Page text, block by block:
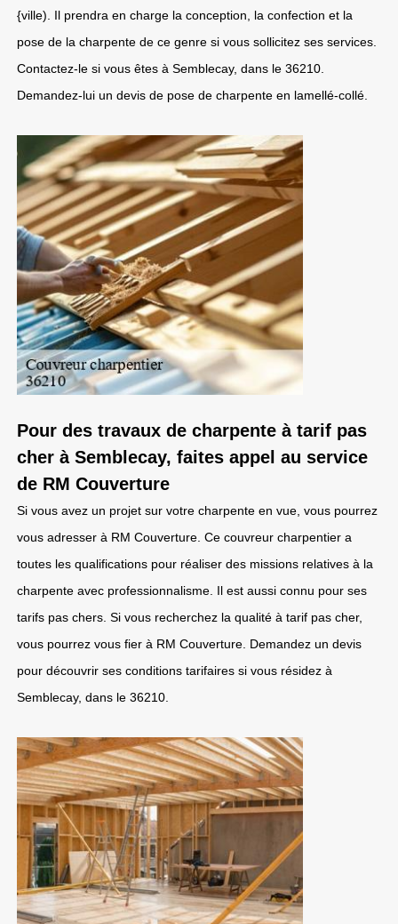
{ville). Il prendra en charge la conception, la confection et la
pose de la charpente de ce genre si vous sollicitez ses services.
Contactez-le si vous êtes à Semblecay, dans le 36210.
Demandez-lui un devis de pose de charpente en lamellé-collé.
Pour des travaux de charpente à tarif pas
cher à Semblecay, faites appel au service
de RM Couverture
Si vous avez un projet sur votre charpente en vue, vous pourrez
vous adresser à RM Couverture. Ce couvreur charpentier a
toutes les qualifications pour réaliser des missions relatives à la
charpente avec professionnalisme. Il est aussi connu pour ses
tarifs pas chers. Si vous recherchez la qualité à tarif pas cher,
vous pourrez vous fier à RM Couverture. Demandez un devis
pour découvrir ses conditions tarifaires si vous résidez à
Semblecay, dans le 36210.